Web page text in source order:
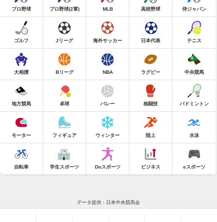
プロ野球 プロ野球(2軍) MLB 高校野球 侍ジャパン
ゴルフ Jリーグ 海外サッカー 日本代表 テニス
大相撲 Bリーグ NBA ラグビー 中央競馬
地方競馬 卓球 バレー 格闘技 バドミントン
モーター フィギュア ウィンター 陸上 水泳
自転車 学生スポーツ Doスポーツ ビジネス eスポーツ
データ提供：日本中央競馬会